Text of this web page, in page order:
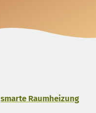
smarte Raumheizung